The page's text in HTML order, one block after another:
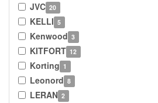
JVC 20
KELLI 5
Kenwood 3
KITFORT 12
Korting 1
Leonord 8
LERAN 2